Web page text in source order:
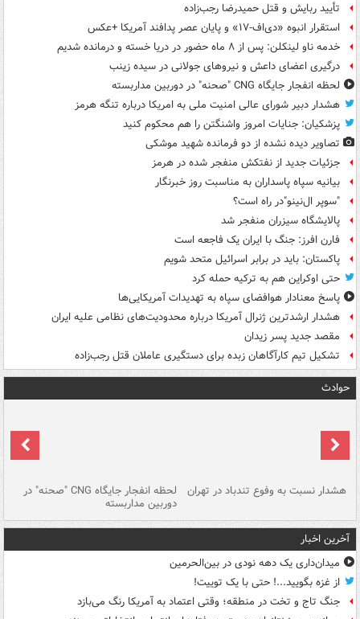
تأیید ربایش و قتل حمیدرضا رجب‌زاده
استقرار انبوه «دی‌اف‑۱۷» و پایان عصر پدافند آمریکا +عکس
خدمه ناو لینکلن: پس از ۸ ماه حضور در دریا خسته و درمانده‌ شدیم
درگیری اعضای داعش و نیروهای جولانی در سیده زینب
لحظه انفجار جایگاه CNG "صحنه" در دوربین مداربسته
هشدار دبیر شورای عالی امنیت ملی به امریکا درباره تنگه هرمز
پزشکیان: جنایات امروز واشنگتن را هم محکوم کنید
تصاویر دیده‌ نشده از دو فرمانده شهید موشکی
جزئیات جدید از نفتکش منفجر شده در هرمز
بیانیه سپاه پاسداران به مناسبت روز خبرنگار
"سوپر ال‌نینو"در راه است؟
پالایشگاه سیزران منفجر شد
فارن افرز: جنگ با ایران یک فاجعه است
پاکستان: باید در برابر اسرائیل متحد شویم
حتی اوکراین هم به ترکیه حمله کرد
پاسخ معنادار هوافضای سپاه به تهدیدات آمریکایی‌ها
هشدار ارشدترین ژنرال آمریکا درباره محدودیت‌های نظامی علیه ایران
مقصد جدید پسر زیدان
تشکیل تیم کارآگاهان زبده برای دستگیری عاملان قتل رجب‌زاده
حوادث
هشدار نسبت به وفوع تندباد در تهران لحظه انفجار جایگاه CNG "صحنه" در
دوربین مداربسته
آخرین اخبار
میدان‌داری یک دهه نودی در بین‌الحرمین
از غزه بگویید...! حتی با یک توییت!
جنگ تاج و تخت در منطقه؛ وقتی اعتماد به آمریکا رنگ می‌بازد